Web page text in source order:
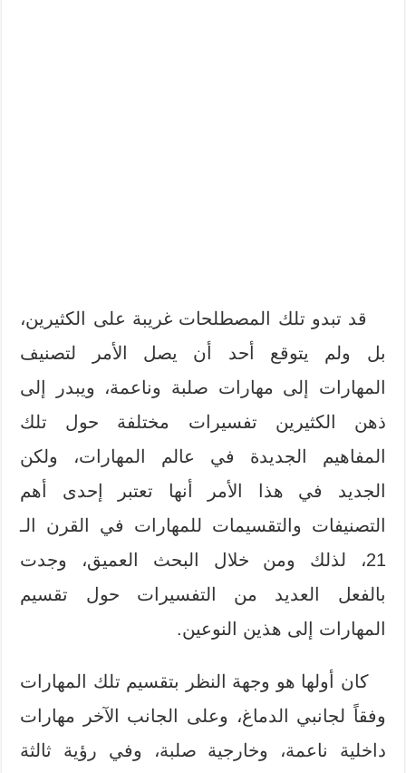
قد تبدو تلك المصطلحات غريبة على الكثيرين،
بل ولم يتوقع أحد أن يصل الأمر لتصنيف
المهارات إلى مهارات صلبة وناعمة، ويبدر إلى
ذهن الكثيرين تفسيرات مختلفة حول تلك
المفاهيم الجديدة في عالم المهارات، ولكن
الجديد في هذا الأمر أنها تعتبر إحدى أهم
التصنيفات والتقسيمات للمهارات في القرن الـ
21، لذلك ومن خلال البحث العميق، وجدت
بالفعل العديد من التفسيرات حول تقسيم
المهارات إلى هذين النوعين.
كان أولها هو وجهة النظر بتقسيم تلك المهارات
وفقاً لجانبي الدماغ، وعلى الجانب الآخر مهارات
داخلية ناعمة، وخارجية صلبة، وفي رؤية ثالثة